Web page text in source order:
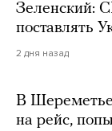
Зеленский:
поставлять
2 дня назад
В
на рейс,